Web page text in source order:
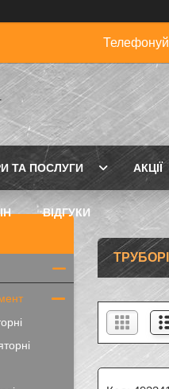
ТА ПОСЛУГИ АКЦІЇ
ВІДГУКИ